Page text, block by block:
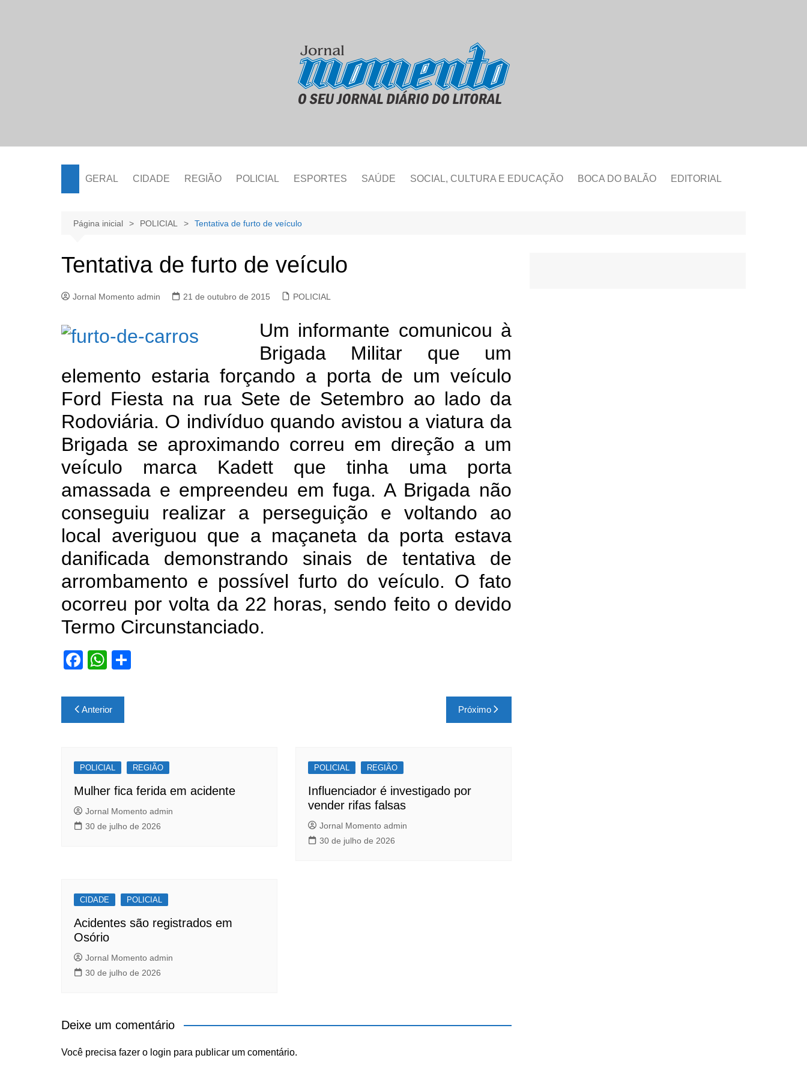
GERAL CIDADE REGIÃO POLICIAL ESPORTES SAÚDE SOCIAL, CULTURA E EDUCAÇÃO BOCA DO BALÃO EDITORIAL
Página inicial POLICIAL Tentativa de furto de veículo
Tentativa de furto de veículo
Jornal Momento admin 21 de outubro de 2015 POLICIAL
Um informante comunicou à
Brigada Militar que um
elemento estaria forçando a porta de um veículo
Ford Fiesta na rua Sete de Setembro ao lado da
Rodoviária. O indivíduo quando avistou a viatura da
Brigada se aproximando correu em direção a um
veículo marca Kadett que tinha uma porta
amassada e empreendeu em fuga. A Brigada não
conseguiu realizar a perseguição e voltando ao
local averiguou que a maçaneta da porta estava
danificada demonstrando sinais de tentativa de
arrombamento e possível furto do veículo. O fato
ocorreu por volta da 22 horas, sendo feito o devido
Termo Circunstanciado.
F
c
e
o
o
k
W
at
s
p
p
Navegação
de
Anterior Próximo
POLICIAL REGIÃO
Mulher fica ferida em acidente
Jornal Momento admin
30 de julho de 2026
POLICIAL REGIÃO
Influenciador é investigado por
vender rifas falsas
Jornal Momento admin
30 de julho de 2026
CIDADE POLICIAL
Acidentes são registrados em
Osório
Jornal Momento admin
30 de julho de 2026
Deixe um comentário
Você precisa fazer o login para publicar um comentário.